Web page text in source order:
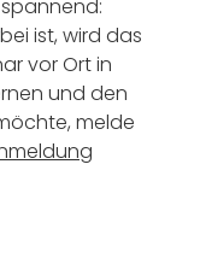
spannend:
ist, wird das
vor Ort in
und den
melde